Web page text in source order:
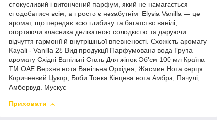
спокусливий і витончений парфум, який не намагається
сподобатися всім, а просто є незабутнім. Elysia Vanilla — це
аромат, що передає всю глибину та багатство ванілі,
огортаючи власника делікатною солодкістю та даруючи
відчуття гармонії й внутрішньої впевненості. Схожість аромату
Kayali - Vanilla 28 Вид продукції Парфумована вода Група
аромату Східні Ванільні Стать Для жінок Об'єм 100 мл Країна
ТМ ОАЕ Верхня нота Ванільна Орхідея, Жасмин Нота серця
Коричневий Цукор, Боби Тонка Кінцева нота Амбра, Пачулі,
Амбервуд, Мускус
Приховати